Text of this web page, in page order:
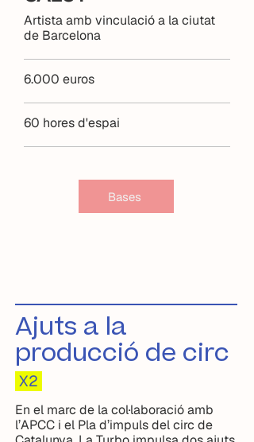
Artista amb vinculació a la ciutat
de Barcelona
6.000 euros
60 hores d'espai
Bases
Ajuts a la
producció de circ
X2
En el marc de la col·laboració amb
l’APCC i el Pla d’impuls del circ de